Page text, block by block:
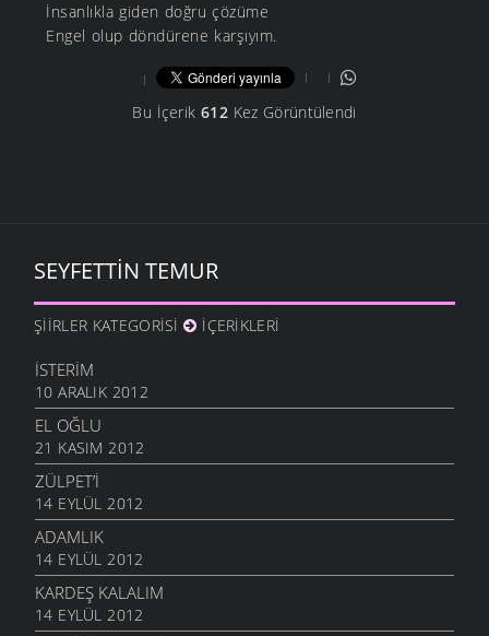
İnsanlıkla giden doğru çözüme
Engel olup döndürene karşıyım.
Bu İçerik 612Kez Görüntülendi
SEYFETTIN TEMUR
ŞIIRLER KATEGORISI İÇERIKLERI
İSTERIM
10 ARALIK 2012
EL OĞLU
21 KASIM 2012
ZÜLPET’I
14 EYLÜL 2012
ADAMLIK
14 EYLÜL 2012
KARDEŞ KALALIM
14 EYLÜL 2012